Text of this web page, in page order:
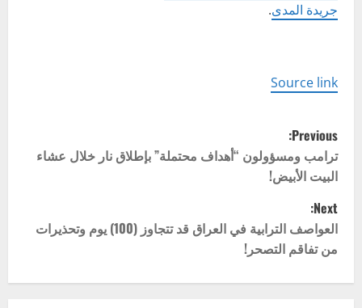
جريدة المدى.
Source link
P
o
s
t
n
Previous:
ترامب ومسؤولون “أهداف محتملة” بإطلاق نار خلال عشاء
البيت الأبيض!
Next:
العواصف الترابية في العراق قد تتجاوز (100) يوم وتحذيرات
من تفاقم التصحر!